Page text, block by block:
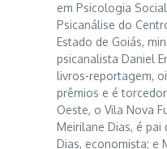
em Psicologia
Psicanálise do
Estado de Goiás,
psicanalista Daniel
livros-reportagem,
prêmios e é
Oeste, o Vila Nova
Meirilane Dias, é pai
Dias, economista; e